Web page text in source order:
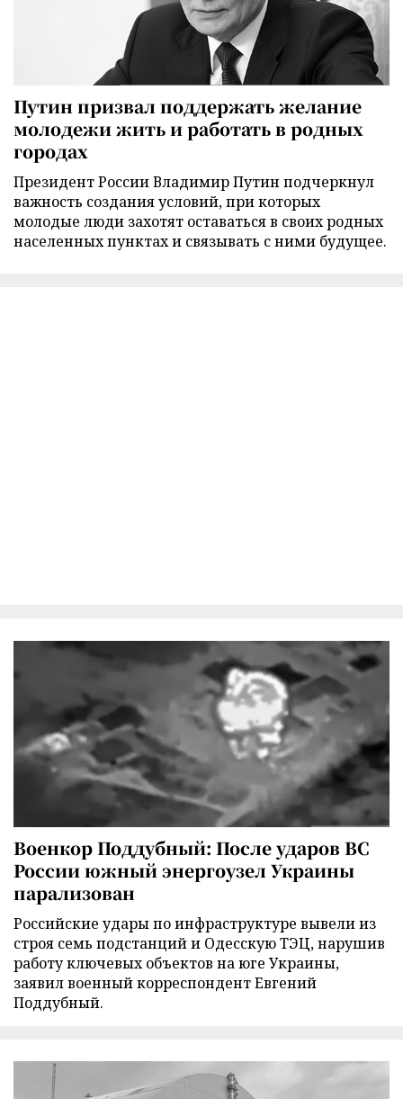
Путин призвал поддержать желание
молодежи жить и работать в родных
городах
Президент России Владимир Путин подчеркнул
важность создания условий, при которых
молодые люди захотят оставаться в своих родных
населенных пунктах и связывать с ними будущее.
Военкор Поддубный: После ударов ВС
России южный энергоузел Украины
парализован
Российские удары по инфраструктуре вывели из
строя семь подстанций и Одесскую ТЭЦ, нарушив
работу ключевых объектов на юге Украины,
заявил военный корреспондент Евгений
Поддубный.